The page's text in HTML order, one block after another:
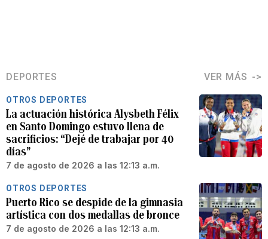
DEPORTES VER MÁS
OTROS DEPORTES
La actuación histórica Alysbeth Félix
en Santo Domingo estuvo llena de
sacrificios: “Dejé de trabajar por 40
días”
7 de agosto de 2026 a las 12:13 a.m.
OTROS DEPORTES
Puerto Rico se despide de la gimnasia
artística con dos medallas de bronce
7 de agosto de 2026 a las 12:13 a.m.